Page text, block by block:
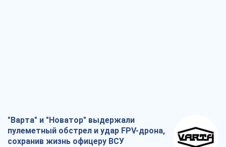
"Варта" и "Новатор" выдержали
пулеметный обстрел и удар FPV-дрона,
сохранив жизнь офицеру ВСУ